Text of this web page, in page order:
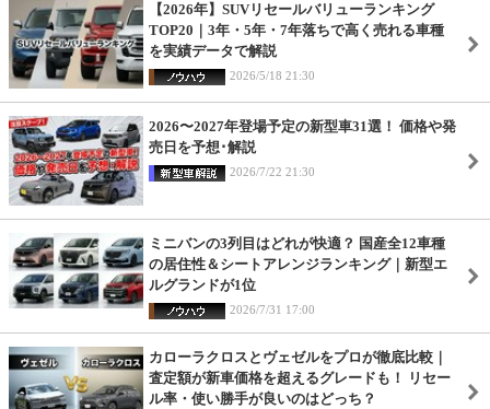
【2026年】SUVリセールバリューランキング
TOP20｜3年・5年・7年落ちで高く売れる車種
を実績データで解説
2026/5/18 21:30
2026〜2027年登場予定の新型車31選！ 価格や発
売日を予想･解説
2026/7/22 21:30
ミニバンの3列目はどれが快適？ 国産全12車種
の居住性＆シートアレンジランキング｜新型エ
ルグランドが1位
2026/7/31 17:00
カローラクロスとヴェゼルをプロが徹底比較｜
査定額が新車価格を超えるグレードも！ リセー
ル率・使い勝手が良いのはどっち？